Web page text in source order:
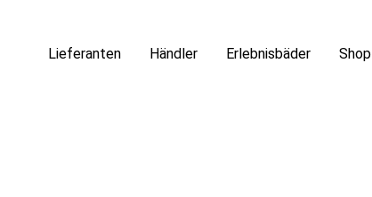
Lieferanten Händler Erlebnisbäder Shop